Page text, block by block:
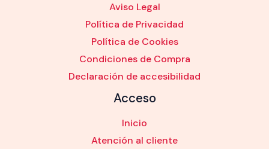
Aviso Legal
Política de Privacidad
Política de Cookies
Condiciones de Compra
Declaración de accesibilidad
Acceso
Inicio
Atención al cliente